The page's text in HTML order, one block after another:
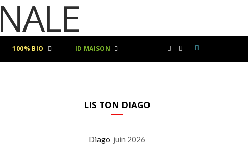
100% BIO ID MAISON
LIS TON DIAGO
Diago juin 2026